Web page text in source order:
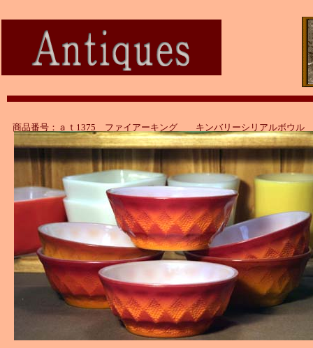
商品番号：ａｔ1375 ファイアーキング キンバリーシリアルボウル
レッド